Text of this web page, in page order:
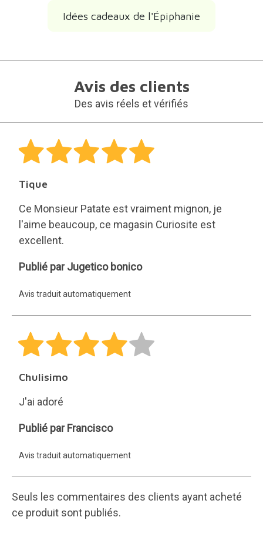
Idées cadeaux de l'Épiphanie
Avis des clients
Des avis réels et vérifiés
Tique
Ce Monsieur Patate est vraiment mignon, je
l'aime beaucoup, ce magasin Curiosite est
excellent.
Jugetico
Publié par Jugetico bonico
Avis traduit automatiquement
Chulisimo
J'ai adoré
Francisco
Publié par Francisco
Avis traduit automatiquement
Seuls les commentaires des clients ayant acheté
ce produit sont publiés.